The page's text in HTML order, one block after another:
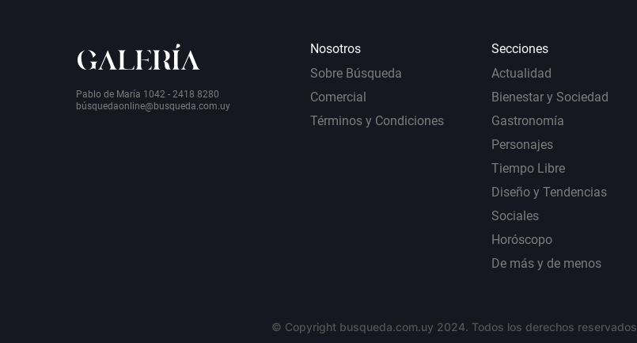
Pablo de María 1042 - 2418 8280
búsquedaonline@busqueda.com.uy
Nosotros
Sobre Búsqueda
Comercial
Términos y Condiciones
Secciones
Actualidad
Bienestar y Sociedad
Gastronomía
Personajes
Tiempo Libre
Diseño y Tendencias
Sociales
Horóscopo
De más y de menos
© Copyright busqueda.com.uy 2024. Todos los derechos reservados